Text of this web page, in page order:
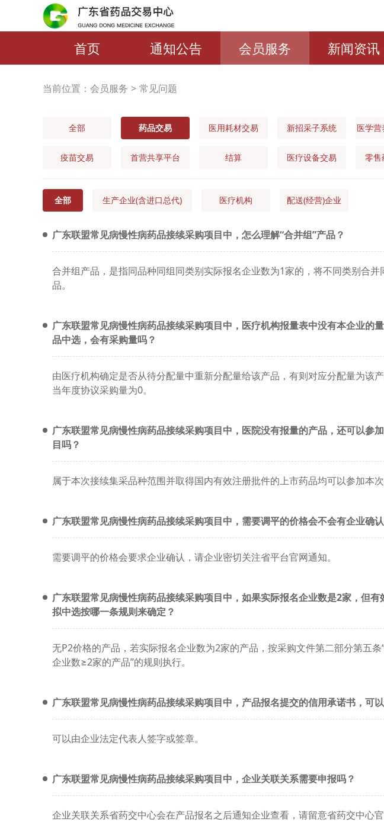
首页 通知公告 会员服务 新闻资讯
当前位置： 会员服务 > 常见问题
全部 药品交易 医用耗材交易 新招采子系统 医学
疫苗交易 首营共享平台 结算 医疗设备交易 零售
全部 生产企业(含进口总代) 医疗机构 配送(经营)企业
广东联盟常见病慢性病药品接续采购项目中，怎么理解“合并组”产品？
合并组产品，是指同品种同组同类别实际报名企业数为1家的，将不同类别合
品。
广东联盟常见病慢性病药品接续采购项目中，医疗机构报量表中没有本企业的
品中选，会有采购量吗？
由医疗机构确定是否从待分配量中重新分配量给该产品，有则对应分配量为该
当年度协议采购量为0。
广东联盟常见病慢性病药品接续采购项目中，医院没有报量的产品，还可以参
目吗？
属于本次接续集采品种范围并取得国内有效注册批件的上市药品均可以参加本次
广东联盟常见病慢性病药品接续采购项目中，需要调平的价格会不会有企业确
需要调平的价格会要求企业确认，请企业密切关注省平台官网通知。
广东联盟常见病慢性病药品接续采购项目中，如果实际报名企业数是2家，但有
拟中选按哪一条规则来确定？
无P2价格的产品，若实际报名企业数为2家的产品，按采购文件第二部分第五条
企业数≥2家的产品”的规则执行。
广东联盟常见病慢性病药品接续采购项目中，产品报名提交的信用承诺书，可
可以由企业法定代表人签字或签章。
广东联盟常见病慢性病药品接续采购项目中，企业关联关系需要申报吗？
企业关联关系省药交中心会在产品报名之后通知企业查看，请留意省药交中心